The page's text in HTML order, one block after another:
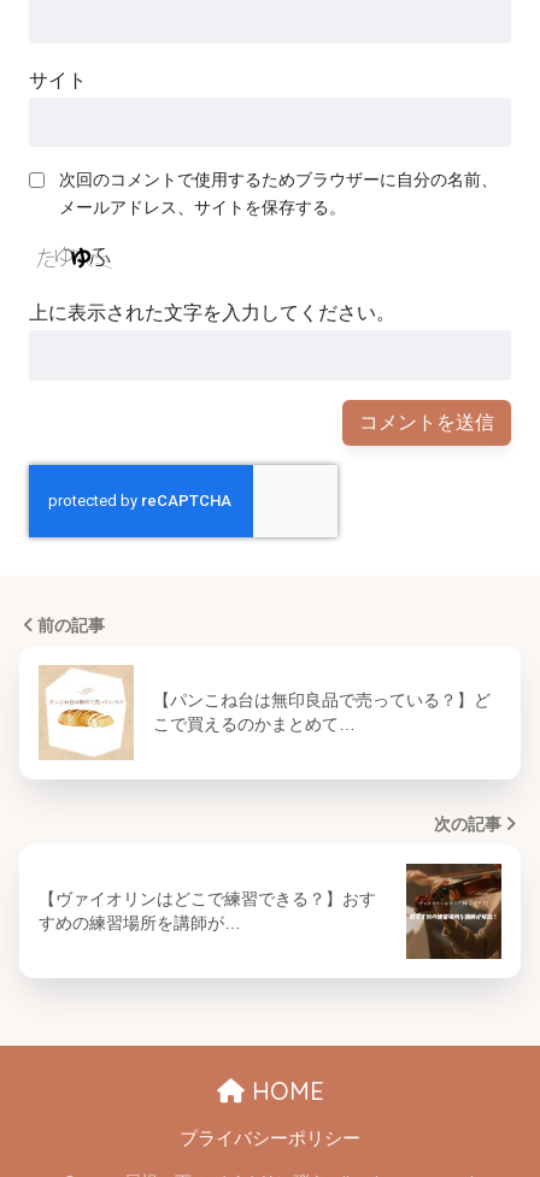
サイト
次回のコメントで使用するためブラウザーに自分の名前、
メールアドレス、サイトを保存する。
上に表示された文字を入力してください。
前の記事
【パンこね台は無印良品で売っている？】ど
こで買えるのかまとめて…
次の記事
【ヴァイオリンはどこで練習できる？】おす
すめの練習場所を講師が…
HOME
プライバシーポリシー